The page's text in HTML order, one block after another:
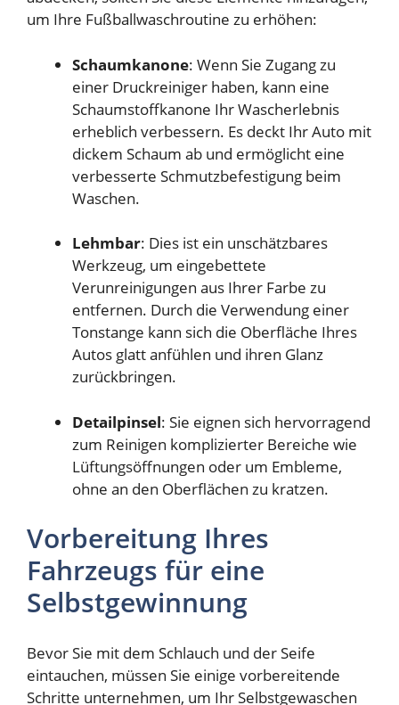
um Ihre Fußballwaschroutine zu erhöhen:
Schaumkanone: Wenn Sie Zugang zu
einer Druckreiniger haben, kann eine
Schaumstoffkanone Ihr Wascherlebnis
erheblich verbessern. Es deckt Ihr Auto mit
dickem Schaum ab und ermöglicht eine
verbesserte Schmutzbefestigung beim
Waschen.
Lehmbar: Dies ist ein unschätzbares
Werkzeug, um eingebettete
Verunreinigungen aus Ihrer Farbe zu
entfernen. Durch die Verwendung einer
Tonstange kann sich die Oberfläche Ihres
Autos glatt anfühlen und ihren Glanz
zurückbringen.
Detailpinsel: Sie eignen sich hervorragend
zum Reinigen komplizierter Bereiche wie
Lüftungsöffnungen oder um Embleme,
ohne an den Oberflächen zu kratzen.
Vorbereitung Ihres
Fahrzeugs für eine
Selbstgewinnung
Bevor Sie mit dem Schlauch und der Seife
eintauchen, müssen Sie einige vorbereitende
Schritte unternehmen, um Ihr Selbstgewaschen